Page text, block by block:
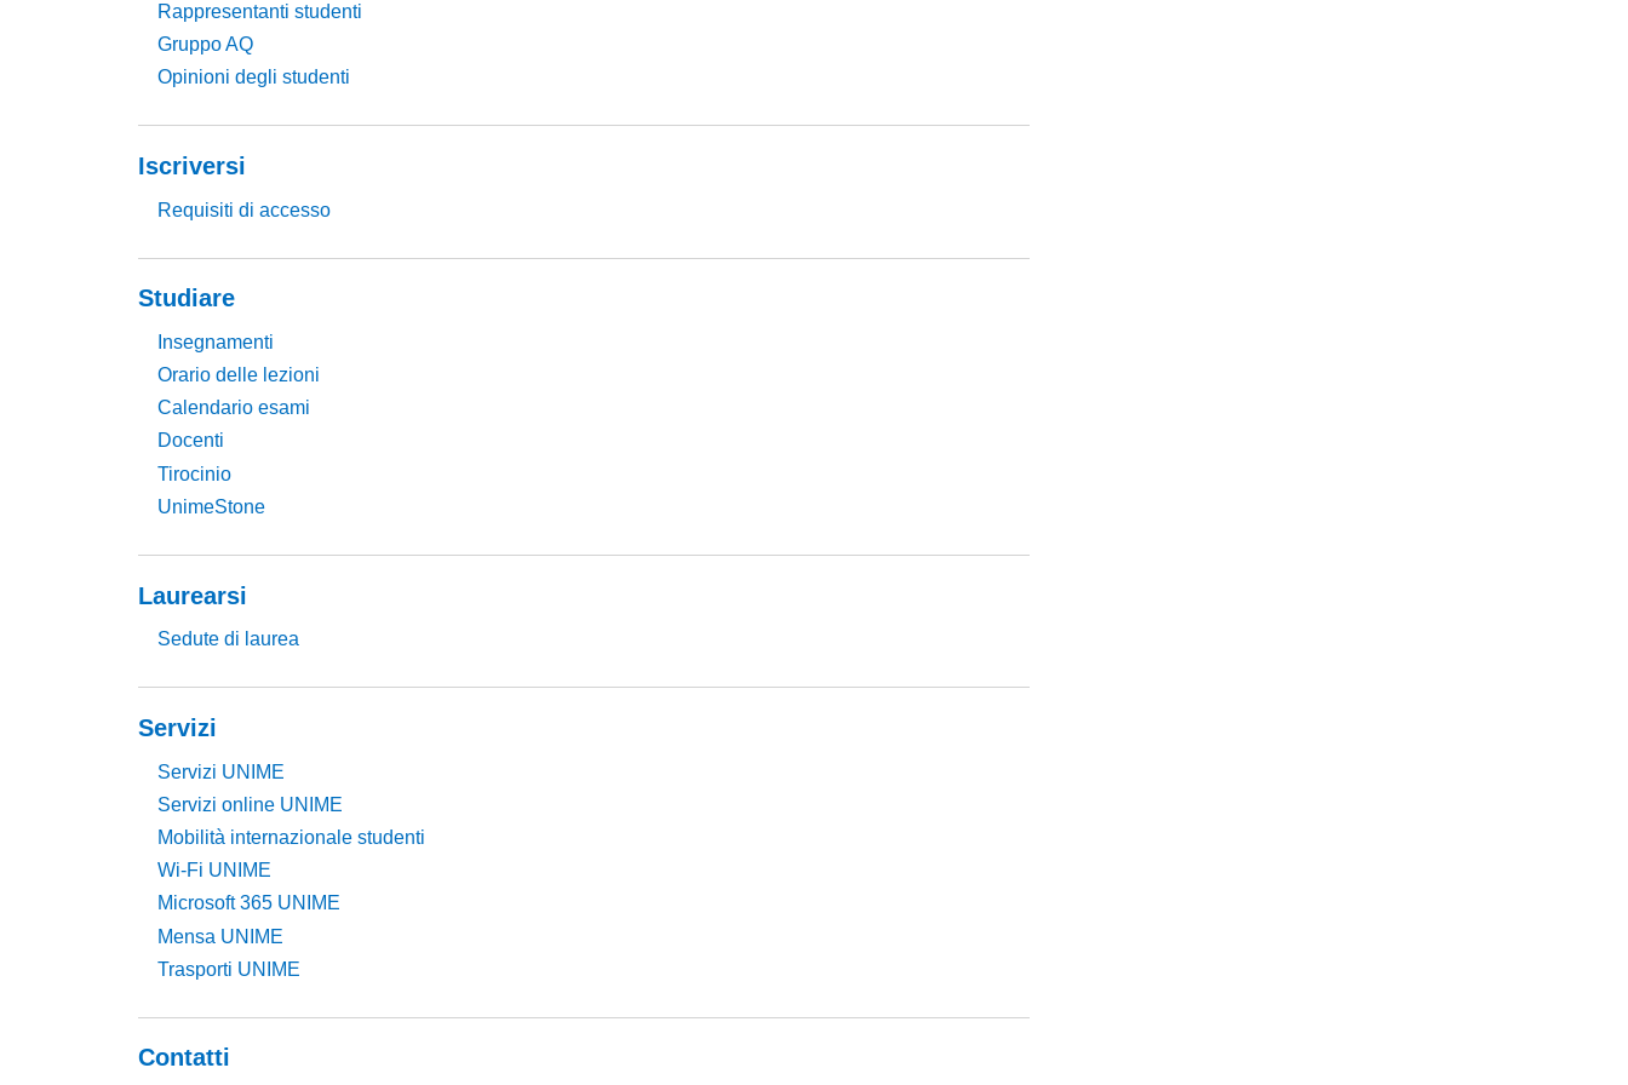
Rappresentanti studenti
Gruppo AQ
Opinioni degli studenti
Iscriversi
Requisiti di accesso
Studiare
Insegnamenti
Orario delle lezioni
Calendario esami
Docenti
Tirocinio
UnimeStone
Laurearsi
Sedute di laurea
Servizi
Servizi UNIME
Servizi online UNIME
Mobilità internazionale studenti
Wi-Fi UNIME
Microsoft 365 UNIME
Mensa UNIME
Trasporti UNIME
Contatti